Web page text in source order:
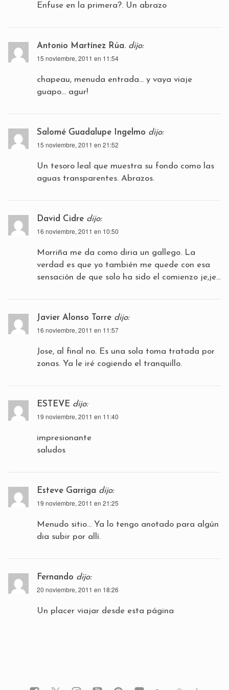
Enfuse en la primera?. Un abrazo
Antonio Martínez Rúa. dijo:
15 noviembre, 2011 en 11:54
chapeau, menuda entrada… y vaya viaje
guapo… agur!
Salomé Guadalupe Ingelmo dijo:
15 noviembre, 2011 en 21:52
Un tesoro leal que muestra su fondo como las
aguas transparentes. Abrazos.
David Cidre dijo:
16 noviembre, 2011 en 10:50
Morriña me da como diria un gallego. La
verdad es que yo también me quede con esa
sensación de que solo ha sido el comienzo je,je…
Javier Alonso Torre dijo:
16 noviembre, 2011 en 11:57
Jose, al final no. Es una sola toma tratada por
zonas. Ya le iré cogiendo el tranquillo.
ESTEVE dijo:
19 noviembre, 2011 en 11:40
impresionante
saludos
Esteve Garriga dijo:
19 noviembre, 2011 en 21:25
Menudo sitio… Ya lo tengo anotado para algún
dia subir por allí.
Fernando dijo:
20 noviembre, 2011 en 18:26
Un placer viajar desde esta página